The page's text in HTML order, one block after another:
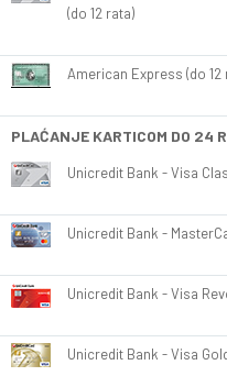
(do 12 rata)
American Express (do 12
PLAĆANJE KARTICOM DO 24
Unicredit Bank - Visa
Unicredit Bank -
Unicredit Bank - Visa
Unicredit Bank - Visa